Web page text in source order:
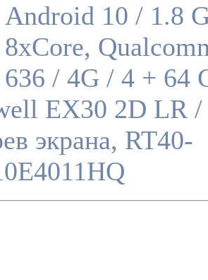
Android 10 / 1.8
8xCore,
636 / 4G / 4 + 64
EX30 2D LR /
экрана, RT40-